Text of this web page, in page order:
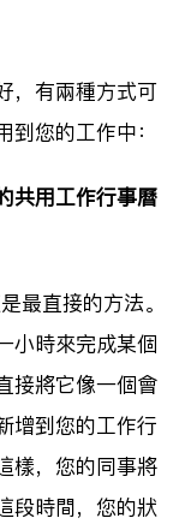
，有兩種方式可
您的工作中：
共用工作行事曆
最直接的方法。
小時來完成某個
接將它像一個會
增到您的工作行
樣，您的同事將
段時間，您的狀